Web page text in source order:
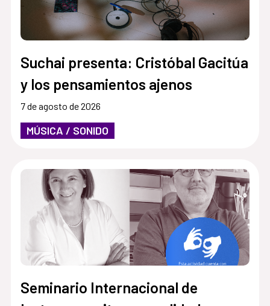
Suchai presenta: Cristóbal Gacitúa
y los pensamientos ajenos
7 de agosto de 2026
MÚSICA / SONIDO
Seminario Internacional de